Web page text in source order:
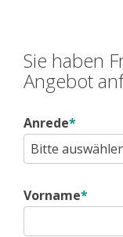
Sie haben
Angebot
Anrede*
Vorname*